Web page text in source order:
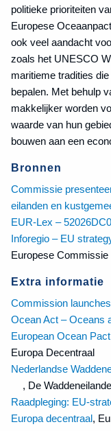
politieke prioriteiten
Europese
ook veel aandacht
zoals het UNESCO
maritieme tradities
bepalen. Met behulp
makkelijker worden
waarde van hun
bouwen aan een
Bronnen
Commissie
eilanden en
EUR-Lex –
Inforegio – EU
Europese Commissie
Extra informatie
Commission
Ocean Act – Oceans
European Ocean
Europa Decentraal
Nederlandse
, De
Raadpleging: EU-
Europa decentraal,